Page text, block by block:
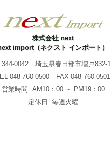
株式会社 next
import（ネクスト インポート）
344-0042 埼玉県春日部市増戸832-1
048-760-0500 FAX 048-760-0501
営業時間. AM10：00 ～ PM19：00
定休日. 毎週火曜